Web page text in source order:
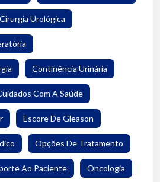
Cirurgia Urológica
Continência Urinária
Com A Saúde
Escore De Gleason
Opções De Tratamento
Ao Paciente Oncologia